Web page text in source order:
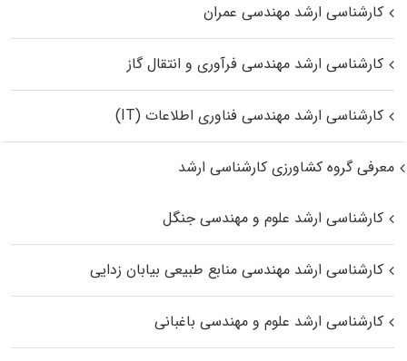
کارشناسی ارشد مهندسی عمران
کارشناسی ارشد مهندسی فرآوری و انتقال گاز
کارشناسی ارشد مهندسی فناوری اطلاعات (IT)
معرفی گروه کشاورزی کارشناسی ارشد
کارشناسی ارشد علوم و مهندسی جنگل
کارشناسی ارشد مهندسی منابع طبیعی بیابان زدایی
کارشناسی ارشد علوم و مهندسی باغبانی